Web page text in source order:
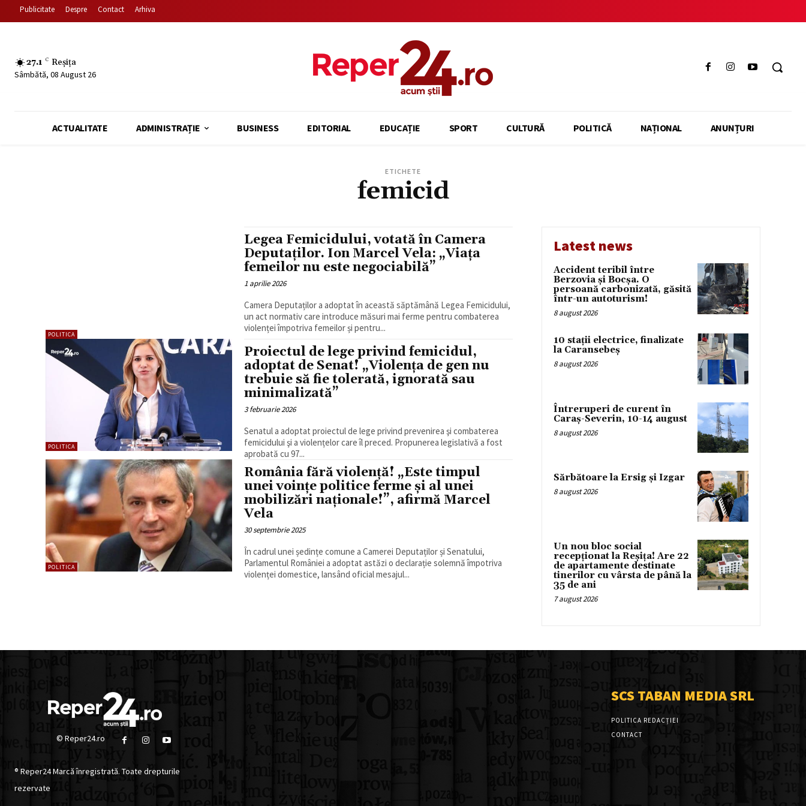
Publicitate Despre Contact Arhiva
27.1 C Reșița
Sâmbătă, 08 August 26
ACTUALITATE ADMINISTRAȚIE BUSINESS EDITORIAL EDUCAȚIE SPORT CULTURĂ POLITICĂ NAȚIONAL ANUNȚURI
ETICHETE
femicid
POLITICA
Legea Femicidului, votată în Camera
Deputaților. Ion Marcel Vela: „Viața
femeilor nu este negociabilă”
1 aprilie 2026
Camera Deputaților a adoptat în această săptămână Legea Femicidului,
un act normativ care introduce măsuri mai ferme pentru combaterea
violenței împotriva femeilor și pentru...
POLITICA
Proiectul de lege privind femicidul,
adoptat de Senat! „Violența de gen nu
trebuie să fie tolerată, ignorată sau
minimalizată”
3 februarie 2026
Senatul a adoptat proiectul de lege privind prevenirea şi combaterea
femicidului şi a violențelor care îl preced. Propunerea legislativă a fost
aprobată cu 97...
POLITICA
România fără violență! „Este timpul
unei voințe politice ferme și al unei
mobilizări naționale!”, afirmă Marcel
Vela
30 septembrie 2025
În cadrul unei ședințe comune a Camerei Deputaților și Senatului,
Parlamentul României a adoptat astăzi o declarație solemnă împotriva
violenței domestice, lansând oficial mesajul...
Latest news
Accident teribil între
Berzovia și Bocșa. O
persoană carbonizată, găsită
într-un autoturism!
8 august 2026
10 stații electrice, finalizate
la Caransebeș
8 august 2026
Întreruperi de curent în
Caraș-Severin, 10-14 august
8 august 2026
Sărbătoare la Ersig și Izgar
8 august 2026
Un nou bloc social
recepționat la Reșița! Are 22
de apartamente destinate
tinerilor cu vârsta de până la
35 de ani
7 august 2026
© Reper24.ro
® Reper24 Marcă înregistrată. Toate drepturile
rezervate
SCS TABAN MEDIA SRL
POLITICA REDACȚIEI
CONTACT